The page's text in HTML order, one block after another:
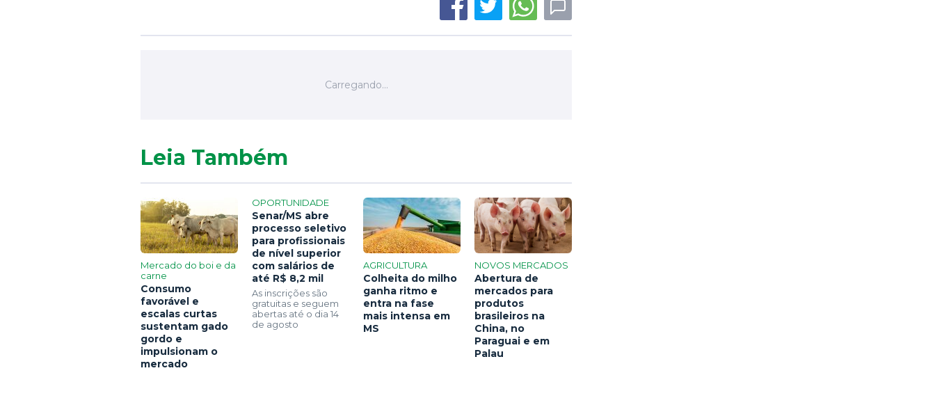
Leia Também
Mercado do boi e da
carne
Consumo
favorável e
escalas curtas
sustentam gado
gordo e
impulsionam o
mercado
OPORTUNIDADE
Senar/MS abre
processo seletivo
para profissionais
de nível superior
com salários de
até R$ 8,2 mil
As inscrições são
gratuitas e seguem
abertas até o dia 14
de agosto
AGRICULTURA
Colheita do milho
ganha ritmo e
entra na fase
mais intensa em
MS
NOVOS MERCADOS
Abertura de
mercados para
produtos
brasileiros na
China, no
Paraguai e em
Palau